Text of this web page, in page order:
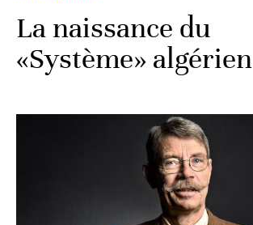
La naissance du
«Système» algérien